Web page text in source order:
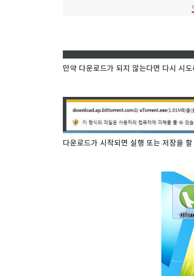
만약 다운로드가 되지 않는다면 다시 시
다운로드가 시작되면 실행 또는 저장을